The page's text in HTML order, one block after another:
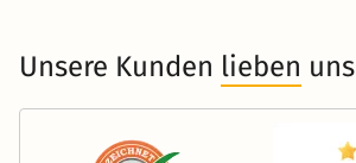
Unsere Kunden lieben uns